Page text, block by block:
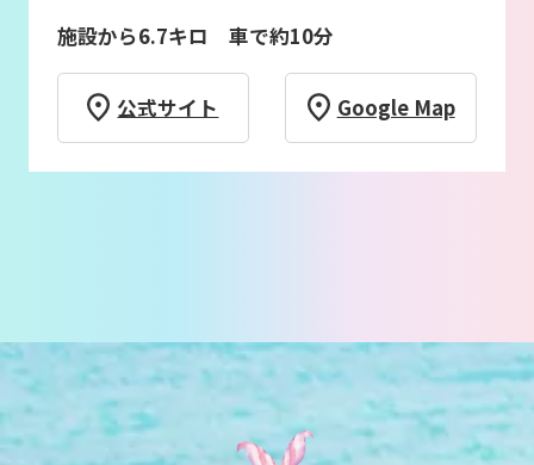
施設から6.7キロ 車で約10分
公式サイト Google Map